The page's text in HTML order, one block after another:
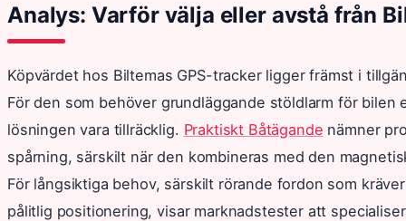
Analys: Varför välja eller avstå från
Köpvärdet hos Biltemas GPS-tracker ligger främst i
För den som behöver grundläggande stöldlarm för
lösningen vara tillräcklig. Praktiskt Båtägande nämner
spårning, särskilt när den kombineras med den
För långsiktiga behov, särskilt rörande fordon som
pålitlig positionering, visar marknadstester att